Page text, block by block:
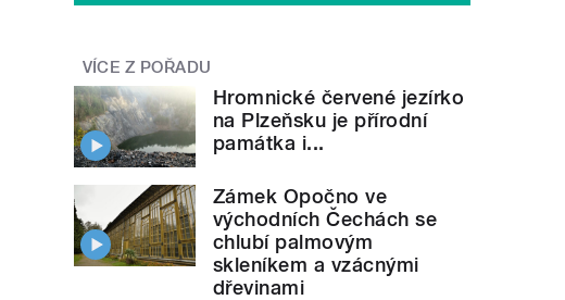
VÍCE Z POŘADU
Hromnické červené jezírko
na Plzeňsku je přírodní
památka i...
Zámek Opočno ve
východních Čechách se
chlubí palmovým
skleníkem a vzácnými
dřevinami